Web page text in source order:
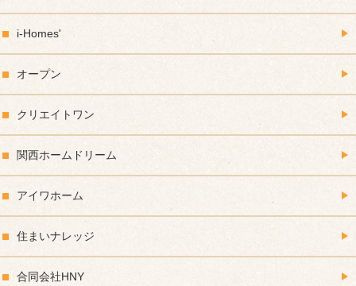
i-Homes'
オープン
クリエイトワン
関西ホームドリーム
アイワホーム
住まいナレッジ
合同会社HNY